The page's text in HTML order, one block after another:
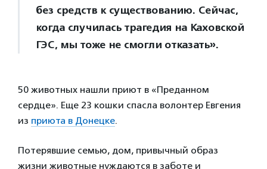
без средств к существованию. Сейчас,
когда случилась трагедия на Каховской
ГЭС, мы тоже не смогли отказать».
50 животных нашли приют в «Преданном
сердце». Еще 23 кошки спасла волонтер Евгения
из приюта в Донецке.
Потерявшие семью, дом, привычный образ
жизни животные нуждаются в заботе и